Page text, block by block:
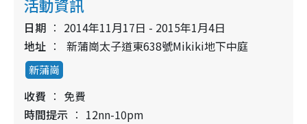
活動資訊
日期
2014年11月17日 - 2015年1月4日
地址
新蒲崗太子道東638號Mikiki地下中庭
新蒲崗
收費
免費
時間提示
12nn-10pm